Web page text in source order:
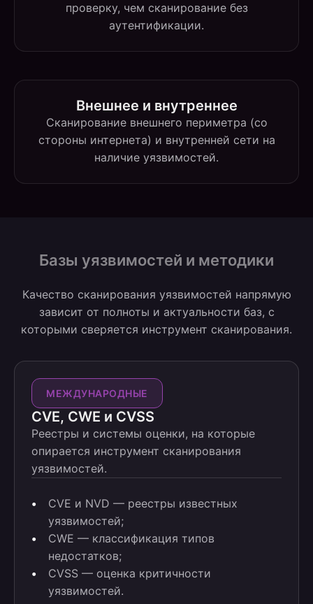
проверку, чем сканирование без
аутентификации.
Внешнее и внутреннее
Сканирование внешнего периметра (со
стороны интернета) и внутренней сети на
наличие уязвимостей.
Базы уязвимостей и методики
Качество сканирования уязвимостей напрямую
зависит от полноты и актуальности баз, с
которыми сверяется инструмент сканирования.
МЕЖДУНАРОДНЫЕ
CVE, CWE и CVSS
Реестры и системы оценки, на которые
опирается инструмент сканирования
уязвимостей.
CVE и NVD — реестры известных
уязвимостей;
CWE — классификация типов
недостатков;
CVSS — оценка критичности
уязвимостей.